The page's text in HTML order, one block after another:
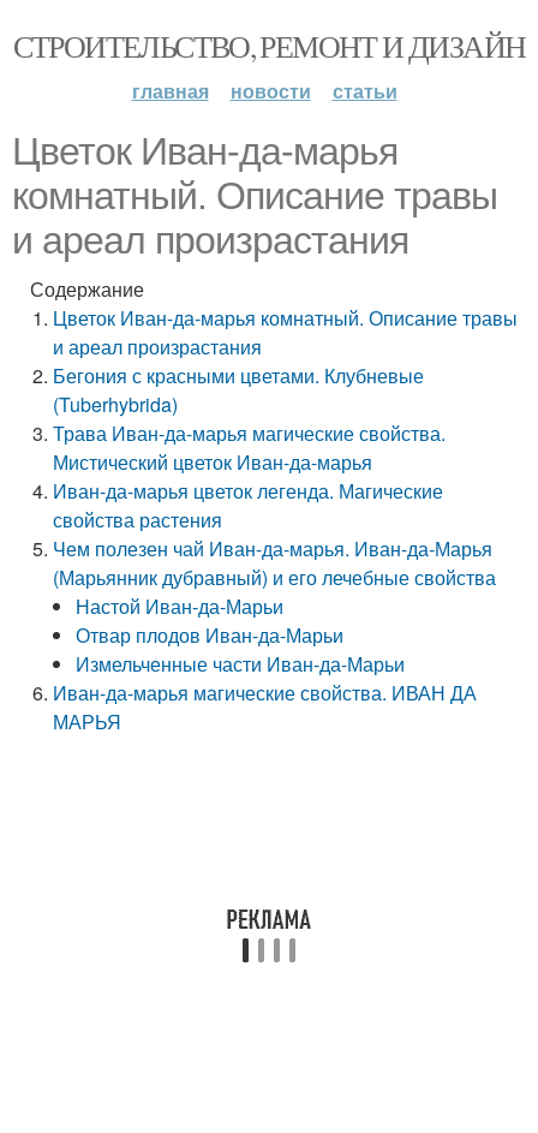
СТРОИТЕЛЬСТВО, РЕМОНТ И ДИЗАЙН
главная новости статьи
Цветок Иван-да-марья
комнатный. Описание травы
и ареал произрастания
Содержание
Цветок Иван-да-марья комнатный. Описание травы
и ареал произрастания
Бегония с красными цветами. Клубневые
(Tuberhybrida)
Трава Иван-да-марья магические свойства.
Мистический цветок Иван-да-марья
Иван-да-марья цветок легенда. Магические
свойства растения
Чем полезен чай Иван-да-марья. Иван-да-Марья
(Марьянник дубравный) и его лечебные свойства
Настой Иван-да-Марьи
Отвар плодов Иван-да-Марьи
Измельченные части Иван-да-Марьи
Иван-да-марья магические свойства. ИВАН ДА
МАРЬЯ